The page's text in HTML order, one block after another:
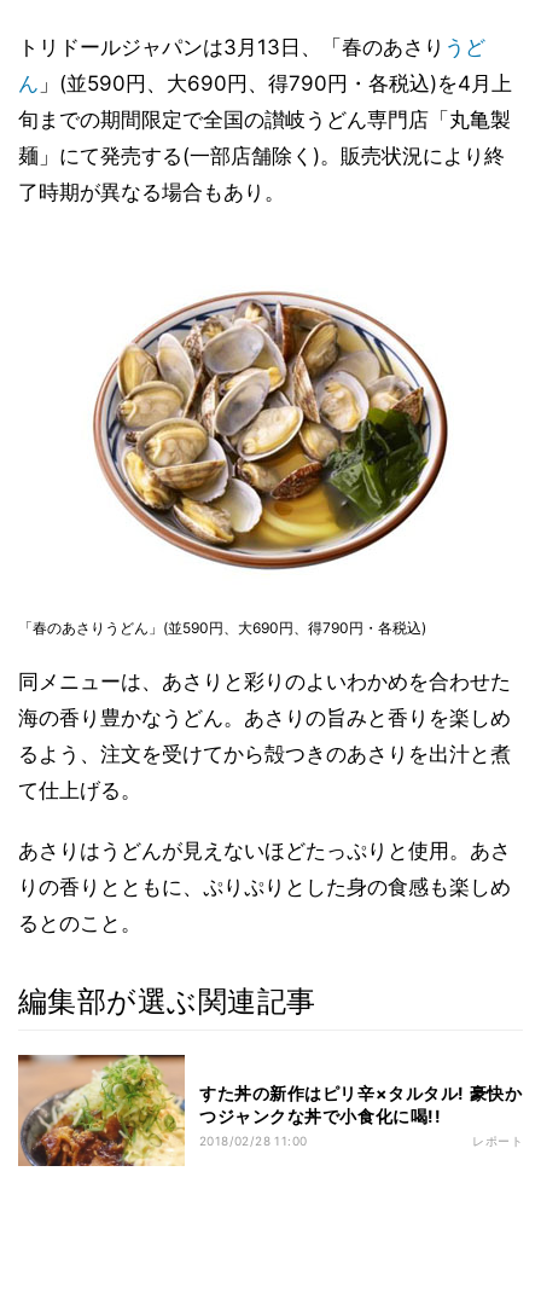
トリドールジャパンは3月13日、「春のあさり うど
ん 」(並590円、大690円、得790円・各税込)を4月上
旬までの期間限定で全国の讃岐うどん専門店「丸亀製
麺」にて発売する(一部店舗除く)。販売状況により終
了時期が異なる場合もあり。
「春のあさりうどん」(並590円、大690円、得790円・各税込)
同メニューは、あさりと彩りのよいわかめを合わせた
海の香り豊かなうどん。あさりの旨みと香りを楽しめ
るよう、注文を受けてから殻つきのあさりを出汁と煮
て仕上げる。
あさりはうどんが見えないほどたっぷりと使用。あさ
りの香りとともに、ぷりぷりとした身の食感も楽しめ
るとのこと。
編集部が選ぶ関連記事
すた丼の新作はピリ辛×タルタル! 豪快か
つジャンクな丼で小食化に喝!!
2018/02/28 11:00 レポート